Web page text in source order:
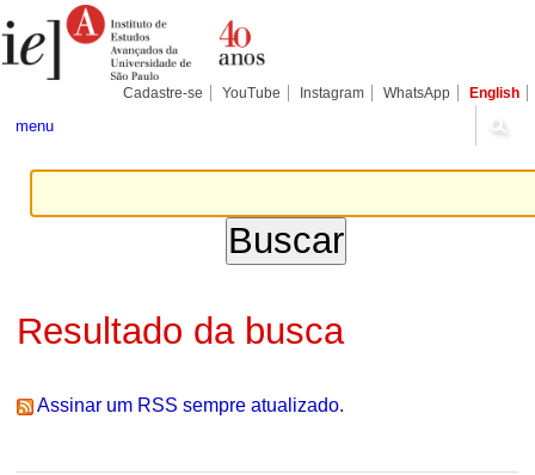
para
conteúdo.
Pessoais
Cadastre-se YouTube Instagram WhatsApp English
menu
Resultado da busca
Assinar um RSS sempre atualizado.